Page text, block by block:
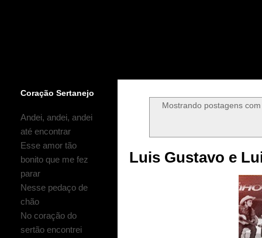
Mostrando postagens
Luis Gustavo e
Coração Sertanejo
Andei, andei, andei
até encontrar
Esse amor tão
bonito que me fez
parar
Nesse pedaço de
chão
No coração do
sertão encontrei